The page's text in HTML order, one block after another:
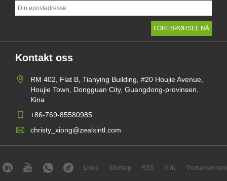
Kontakt oss
RM 402, Flat B, Tianying Building, #20 Houjie Avenue,
Houjie Town, Dongguan City, Guangdong-provinsen,
Kina
+86-769-85580985
christy_xiong@zealxintl.com
Links Sitemap RSS XML